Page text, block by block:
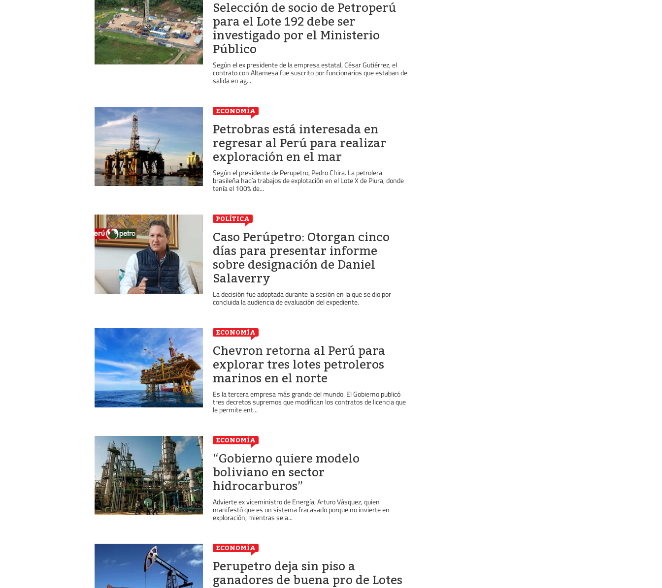
Selección de socio de Petroperú
para el Lote 192 debe ser
investigado por el Ministerio
Público
Según el ex presidente de la empresa estatal, César Gutiérrez, el
contrato con Altamesa fue suscrito por funcionarios que estaban de
salida en ag...
ECONOMÍA
Petrobras está interesada en
regresar al Perú para realizar
exploración en el mar
Según el presidente de Perupetro, Pedro Chira. La petrolera
brasileña hacía trabajos de explotación en el Lote X de Piura, donde
tenía el 100% de...
POLÍTICA
Caso Perúpetro: Otorgan cinco
días para presentar informe
sobre designación de Daniel
Salaverry
La decisión fue adoptada durante la sesión en la que se dio por
concluida la audiencia de evaluación del expediente.
ECONOMÍA
Chevron retorna al Perú para
explorar tres lotes petroleros
marinos en el norte
Es la tercera empresa más grande del mundo. El Gobierno publicó
tres decretos supremos que modifican los contratos de licencia que
le permite ent...
ECONOMÍA
“Gobierno quiere modelo
boliviano en sector
hidrocarburos”
Advierte ex viceministro de Energía, Arturo Vásquez, quien
manifestó que es un sistema fracasado porque no invierte en
exploración, mientras se a...
ECONOMÍA
Perupetro deja sin piso a
ganadores de buena pro de Lotes